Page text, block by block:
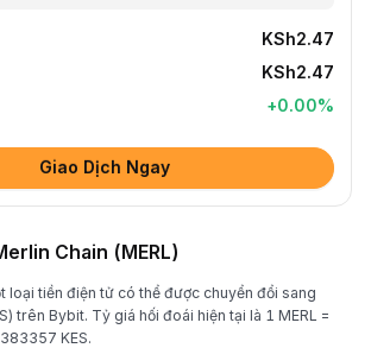
KSh2.47
KSh2.47
+0.00%
Giao Dịch Ngay
Chain (MERL)
loại tiền điện tử có thể được chuyển đổi sang
trên Bybit. Tỷ giá hối đoái hiện tại là 1 MERL =
KES.